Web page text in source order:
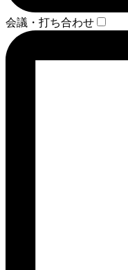
会議・打ち合わせ